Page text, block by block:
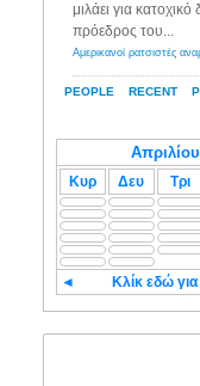
PEOPLE RECENT
μιλάει για
πρόεδρος του...
Κυρ Δευ Τρι
◄ Κλίκ εδώ